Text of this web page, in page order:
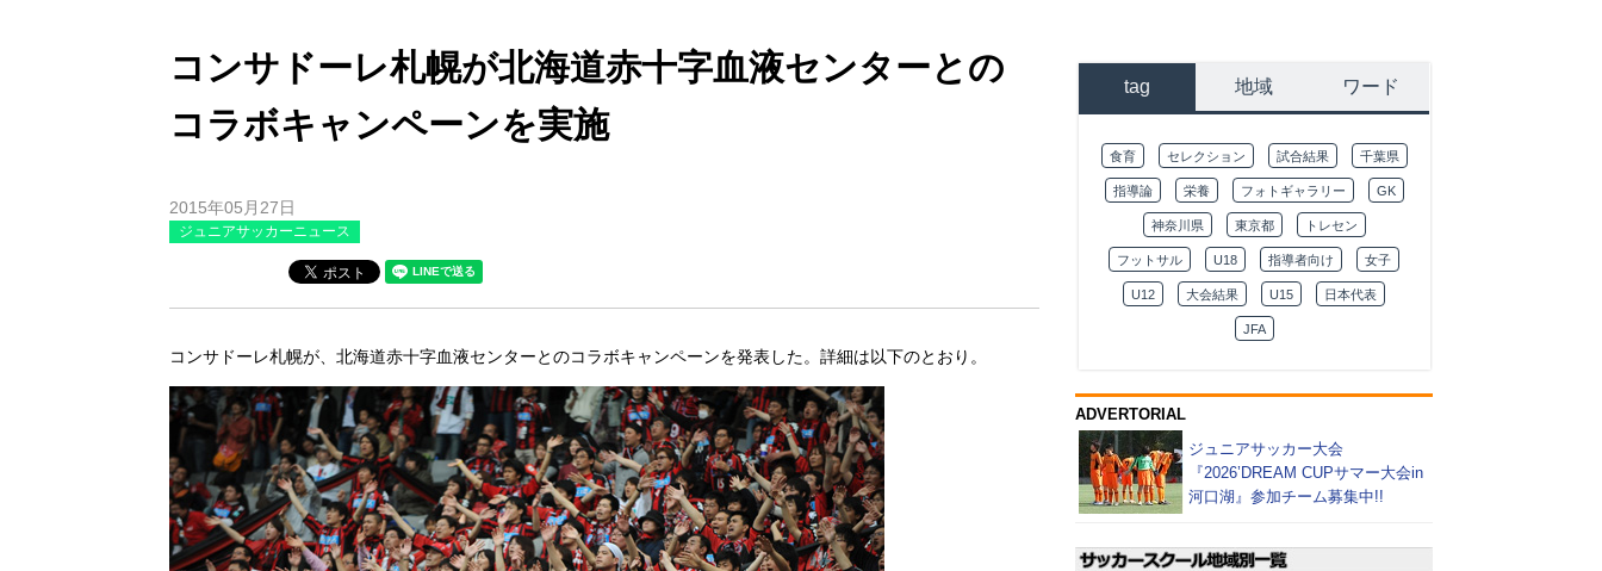
コンサドーレ札幌が北海道赤十字血液センターとの
コラボキャンペーンを実施
2015年05月27日
ジュニアサッカーニュース
コンサドーレ札幌が、北海道赤十字血液センターとのコラボキャンペーンを発表した。詳細は以下のとおり。
tag 地域 ワード
食育 セレクション 試合結果 千葉県
指導論 栄養 フォトギャラリー GK
神奈川県 東京都 トレセン
フットサル U18 指導者向け 女子
U12 大会結果 U15 日本代表
JFA
ADVERTORIAL
ジュニアサッカー大会
『2026’DREAM CUPサマー大会in
河口湖』参加チーム募集中!!